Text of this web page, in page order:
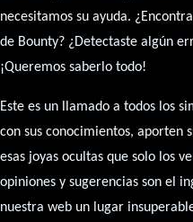
necesitamos su ayuda.
de Bounty? ¿Detectaste algún
¡Queremos saberlo todo!
Este es un llamado a todos los
con sus conocimientos, aporten
esas joyas ocultas que solo los
opiniones y sugerencias son el
nuestra web un lugar